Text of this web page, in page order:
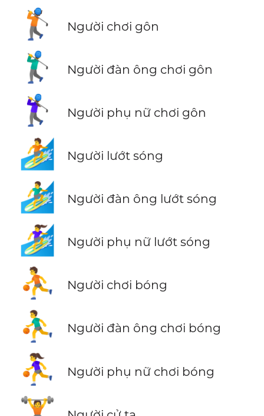
🏌️ Người chơi gôn
🏌️‍♂️ Người đàn ông chơi gôn
🏌️‍♀️ Người phụ nữ chơi gôn
🏄 Người lướt sóng
🏄‍♂️ Người đàn ông lướt sóng
🏄‍♀️ Người phụ nữ lướt sóng
⛹️ Người chơi bóng
⛹️‍♂️ Người đàn ông chơi bóng
⛹️‍♀️ Người phụ nữ chơi bóng